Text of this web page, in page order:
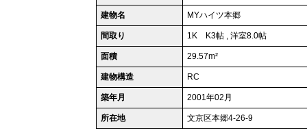
建物名 MYハイツ本郷
間取り 1K K3帖 , 洋室8.0帖
面積 29.57m²
建物構造 RC
築年月 2001年02月
所在地 文京区本郷4-26-9